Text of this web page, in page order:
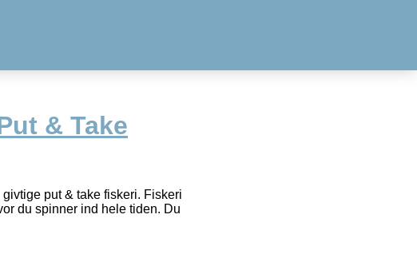
& Take
put & take fiskeri. Fiskeri
du spinner ind hele tiden. Du